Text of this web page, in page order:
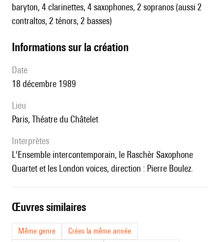
baryton, 4 clarinettes, 4 saxophones, 2 sopranos (aussi 2
contraltos, 2 ténors, 2 basses)
informations sur la création
date
18 décembre 1989
lieu
Paris, Théatre du Châtelet
interprètes
l'Ensemble intercontemporain, le Raschèr Saxophone
Quartet et les London voices, direction : Pierre Boulez.
œuvres similaires
Même genre
Crées la même année